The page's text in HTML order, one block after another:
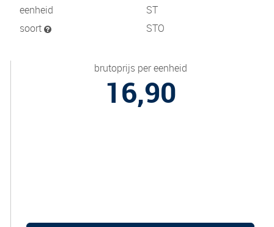
eenheid
ST
soort
STO
brutoprijs per eenheid
16,90